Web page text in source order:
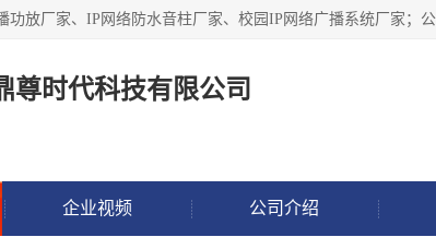
尊时代科技有限公司
企业视频 公司介绍